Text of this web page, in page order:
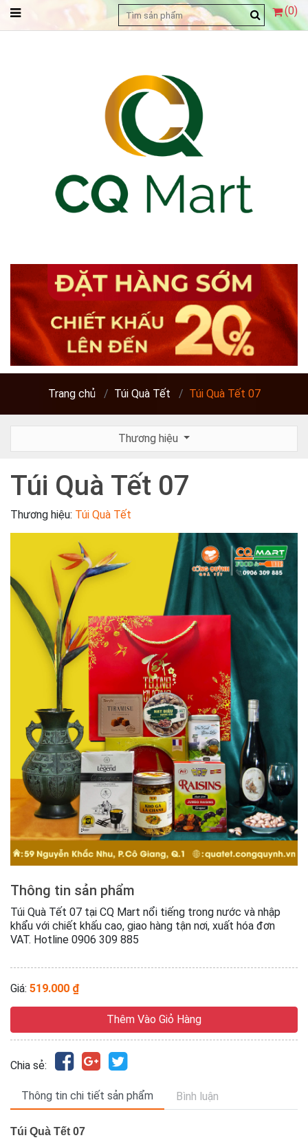
(0)
Trang chủ Túi Quà Tết Túi Quà Tết 07
Thương hiệu
Túi Quà Tết 07
Thương hiệu: Túi Quà Tết
Thông tin sản phẩm
Túi Quà Tết 07 tại CQ Mart nổi tiếng trong nước và nhập
khẩu với chiết khấu cao, giao hàng tận nơi, xuất hóa đơn
VAT. Hotline 0906 309 885
Giá: 519.000 ₫
Thêm Vào Giỏ Hàng
Chia sẻ:
Thông tin chi tiết sản phẩm Bình luận
Túi Quà Tết 07